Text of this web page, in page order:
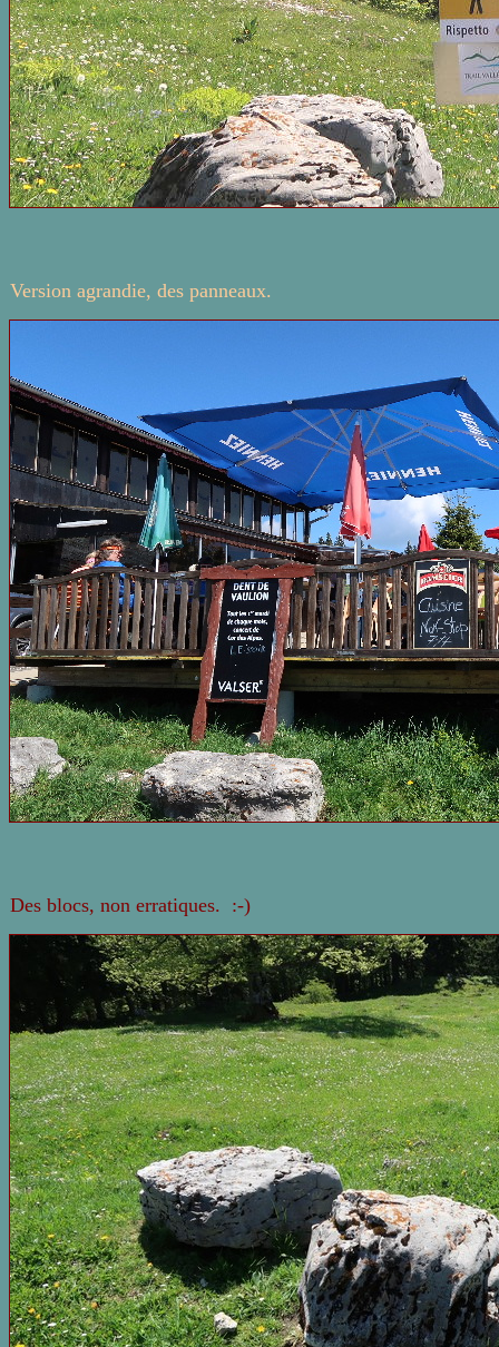
Version agrandie, des panneaux.
Des blocs, non erratiques. :-)